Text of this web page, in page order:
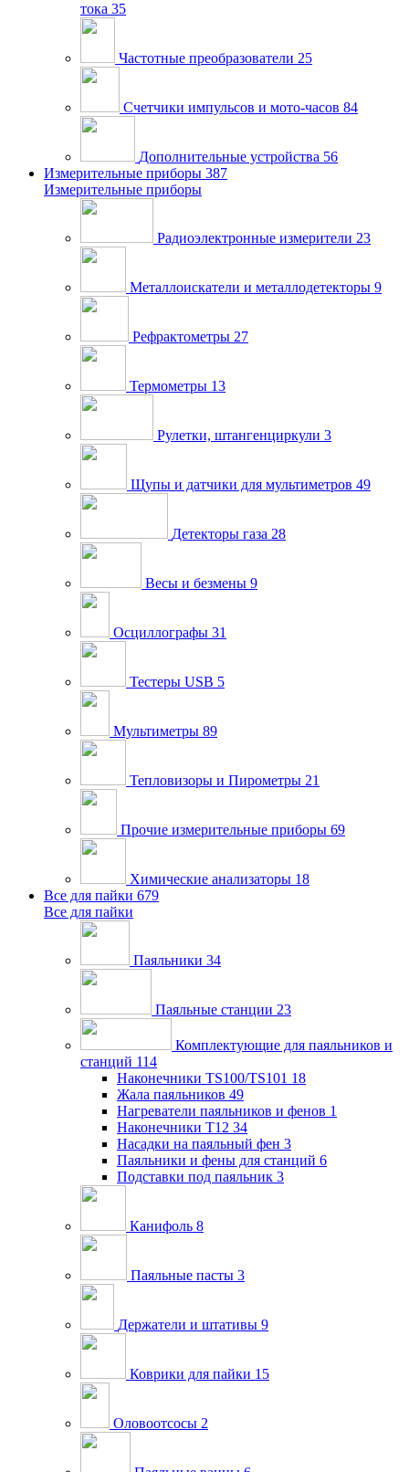
тока 35
Частотные преобразователи 25
Счетчики импульсов и мото-часов 84
Дополнительные устройства 56
Измерительные приборы 387
Измерительные приборы
Радиоэлектронные измерители 23
Металлоискатели и металлодетекторы 9
Рефрактометры 27
Термометры 13
Рулетки, штангенциркули 3
Щупы и датчики для мультиметров 49
Детекторы газа 28
Весы и безмены 9
Осциллографы 31
Тестеры USB 5
Мультиметры 89
Тепловизоры и Пирометры 21
Прочие измерительные приборы 69
Химические анализаторы 18
Все для пайки 679
Все для пайки
Паяльники 34
Паяльные станции 23
Комплектующие для паяльников и
станций 114
Наконечники TS100/TS101 18
Жала паяльников 49
Нагреватели паяльников и фенов 1
Наконечники T12 34
Насадки на паяльный фен 3
Паяльники и фены для станций 6
Подставки под паяльник 3
Канифоль 8
Паяльные пасты 3
Держатели и штативы 9
Коврики для пайки 15
Оловоотсосы 2